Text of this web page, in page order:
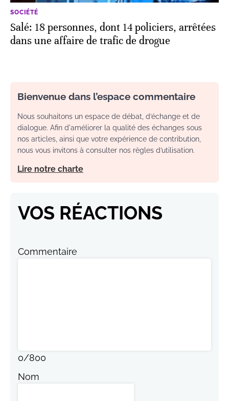
SOCIÉTÉ
Salé: 18 personnes, dont 14 policiers, arrêtées
dans une affaire de trafic de drogue
Bienvenue dans l’espace commentaire
Nous souhaitons un espace de débat, d’échange et de
dialogue. Afin d'améliorer la qualité des échanges sous
nos articles, ainsi que votre expérience de contribution,
nous vous invitons à consulter nos règles d’utilisation.
Lire notre charte
VOS RÉACTIONS
Commentaire
0/800
Nom